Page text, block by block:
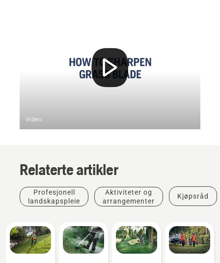
Video
Relaterte artikler
Profesjonell
landskapspleie
Aktiviteter og
arrangementer
Kjøpsråd